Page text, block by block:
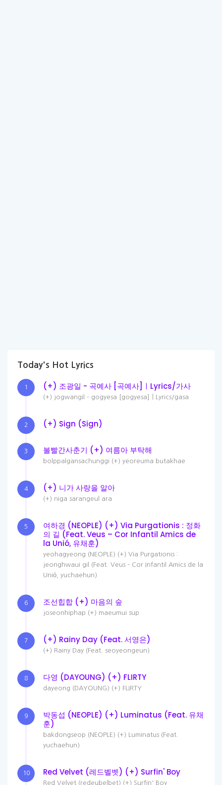
Today's Hot Lyrics
1 (+) 조광일 - 곡예사 [곡예사]ㅣLyrics/가사
(+) jogwangil - gogyesa [gogyesa]ㅣLyrics/gasa
2 (+) Sign (Sign)
3 볼빨간사춘기 (+) 여름아 부탁해
bolppalgansachunggi (+) yeoreuma butakhae
4 (+) 니가 사랑을 알아
(+) niga sarangeul ara
5
여하경 (NEOPLE) (+) Via Purgationis : 정화
의 길 (Feat. Veus – Cor Infantil Amics de
la Unió, 유채훈)
yeohagyeong (NEOPLE) (+) Via Purgationis :
jeonghwaui gil (Feat. Veus – Cor Infantil Amics de la
Unió, yuchaehun)
6 조선힙합 (+) 마음의 숲
joseonhiphap (+) maeumui sup
7 (+) Rainy Day (Feat. 서영은)
(+) Rainy Day (Feat. seoyeongeun)
8 다영 (DAYOUNG) (+) FLIRTY
dayeong (DAYOUNG) (+) FLIRTY
9
박동섭 (NEOPLE) (+) Luminatus (Feat. 유채
훈)
bakdongseop (NEOPLE) (+) Luminatus (Feat.
yuchaehun)
10 Red Velvet (레드벨벳) (+) Surfin' Boy
Red Velvet (redeubelbet) (+) Surfin' Boy